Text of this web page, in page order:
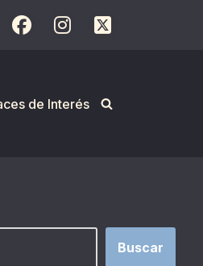
de Interés
Buscar